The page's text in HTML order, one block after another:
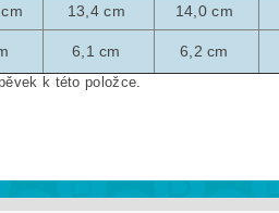
13,4 cm 14,0 cm
6,1 cm 6,2 cm
k této položce.